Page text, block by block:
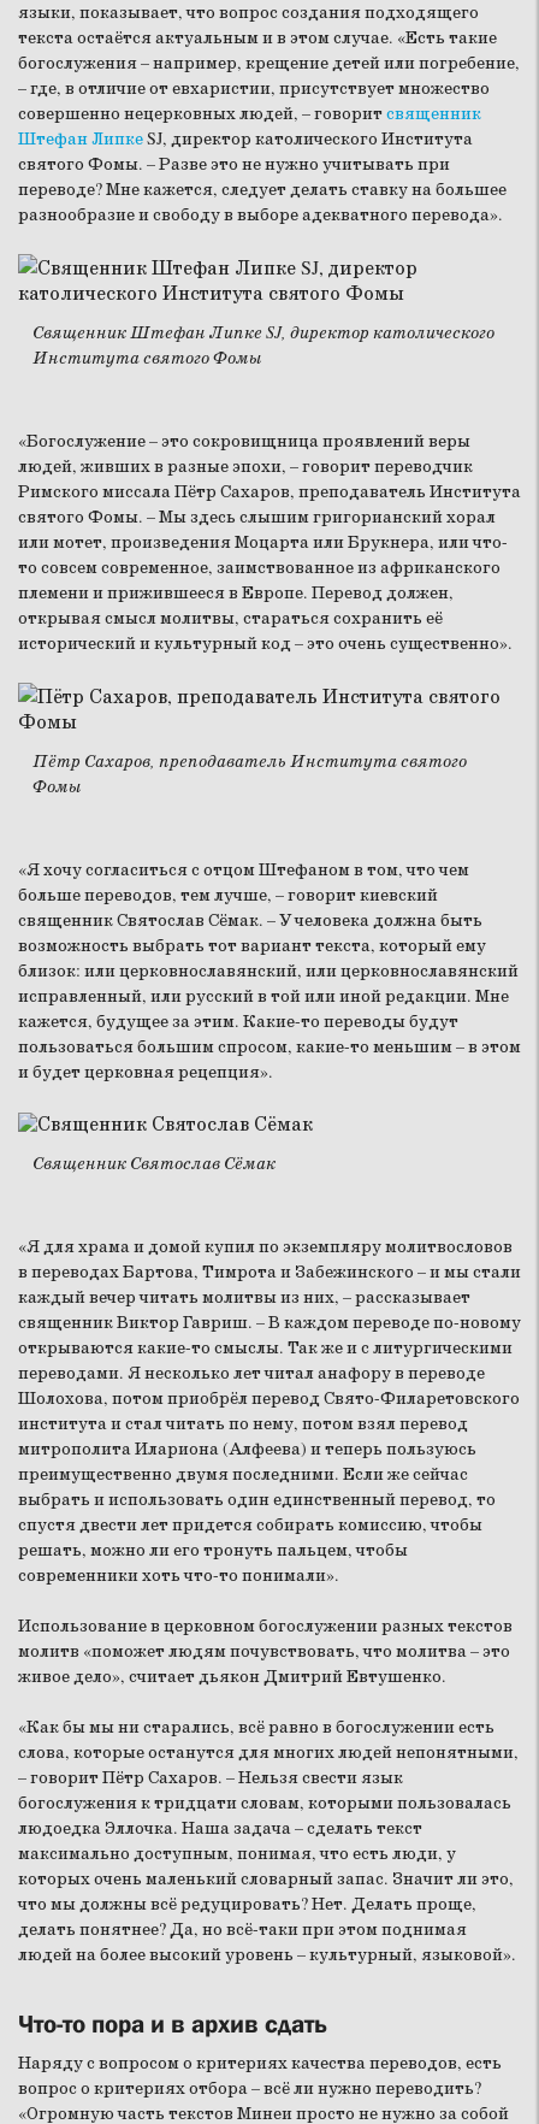
языки, показывает, что вопрос создания подходящего
текста остаётся актуальным и в этом случае. «Есть такие
богослужения – например, крещение детей или погребение,
– где, в отличие от евхаристии, присутствует множество
совершенно нецерковных людей, – говоритсвященник
Штефан ЛипкеSJ, директор католического Института
святого Фомы. – Разве это не нужно учитывать при
переводе? Мне кажется, следует делать ставку на большее
разнообразие и свободу в выборе адекватного перевода».
Священник Штефан Липке SJ, директор католического
Института святого Фомы
«Богослужение – это сокровищница проявлений веры
людей, живших в разные эпохи, – говорит переводчик
Римского миссала Пётр Сахаров, преподаватель Института
святого Фомы. – Мы здесь слышим григорианский хорал
или мотет, произведения Моцарта или Брукнера, или что-
то совсем современное, заимствованное из африканского
племени и прижившееся в Европе. Перевод должен,
открывая смысл молитвы, стараться сохранить её
исторический и культурный код – это очень существенно».
Пётр Сахаров, преподаватель Института святого
Фомы
«Я хочу согласиться с отцом Штефаном в том, что чем
больше переводов, тем лучше, – говорит киевский
священник Святослав Сёмак. – У человека должна быть
возможность выбрать тот вариант текста, который ему
близок: или церковнославянский, или церковнославянский
исправленный, или русский в той или иной редакции. Мне
кажется, будущее за этим. Какие-то переводы будут
пользоваться большим спросом, какие-то меньшим – в этом
и будет церковная рецепция».
Священник Святослав Сёмак
«Я для храма и домой купил по экземпляру молитвословов
в переводах Бартова, Тимрота и Забежинского – и мы стали
каждый вечер читать молитвы из них, – рассказывает
священник Виктор Гавриш. – В каждом переводе по-новому
открываются какие-то смыслы. Так же и с литургическими
переводами. Я несколько лет читал анафору в переводе
Шолохова, потом приобрёл перевод Свято-Филаретовского
института и стал читать по нему, потом взял перевод
митрополита Илариона (Алфеева) и теперь пользуюсь
преимущественно двумя последними. Если же сейчас
выбрать и использовать один единственный перевод, то
спустя двести лет придется собирать комиссию, чтобы
решать, можно ли его тронуть пальцем, чтобы
современники хоть что-то понимали».
Использование в церковном богослужении разных текстов
молитв «поможет людям почувствовать, что молитва – это
живое дело», считает дьякон Дмитрий Евтушенко.
«Как бы мы ни старались, всё равно в богослужении есть
слова, которые останутся для многих людей непонятными,
– говорит Пётр Сахаров. – Нельзя свести язык
богослужения к тридцати словам, которыми пользовалась
людоедка Эллочка. Наша задача – сделать текст
максимально доступным, понимая, что есть люди, у
которых очень маленький словарный запас. Значит ли это,
что мы должны всё редуцировать? Нет. Делать проще,
делать понятнее? Да, но всё-таки при этом поднимая
людей на более высокий уровень – культурный, языковой».
Что-то пора и в архив сдать
Наряду с вопросом о критериях качества переводов, есть
вопрос о критериях отбора – всё ли нужно переводить?
«Огромную часть текстов Минеи просто не нужно за собой